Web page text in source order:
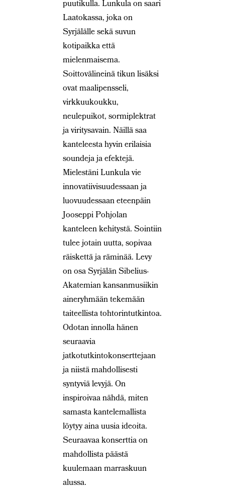
puutikulla. Lunkula on saari
Laatokassa, joka on
Syrjälälle sekä suvun
kotipaikka että
mielenmaisema.
Soittovälineinä tikun lisäksi
ovat maalipensseli,
virkkuukoukku,
neulepuikot, sormiplektrat
ja viritysavain. Näillä saa
kanteleesta hyvin erilaisia
soundeja ja efektejä.
Mielestäni Lunkula vie
innovatiivisuudessaan ja
luovuudessaan eteenpäin
Jooseppi Pohjolan
kanteleen kehitystä. Sointiin
tulee jotain uutta, sopivaa
räiskettä ja räminää. Levy
on osa Syrjälän Sibelius-
Akatemian kansanmusiikin
aineryhmään tekemään
taiteellista tohtorintutkintoa.
Odotan innolla hänen
seuraavia
jatkotutkintokonserttejaan
ja niistä mahdollisesti
syntyviä levyjä. On
inspiroivaa nähdä, miten
samasta kantelemallista
löytyy aina uusia ideoita.
Seuraavaa konserttia on
mahdollista päästä
kuulemaan marraskuun
alussa.